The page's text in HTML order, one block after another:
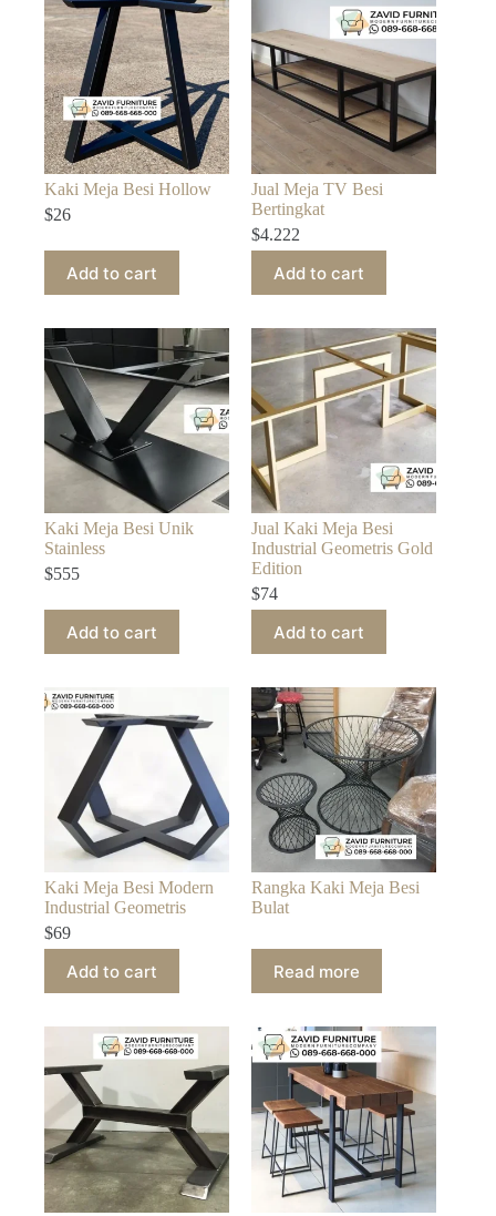
Kaki Meja Besi Hollow
$26
Add to cart
Jual Meja TV Besi
Bertingkat
$4.222
Add to cart
Kaki Meja Besi Unik
Stainless
$555
Add to cart
Jual Kaki Meja Besi
Industrial Geometris Gold
Edition
$74
Add to cart
Kaki Meja Besi Modern
Industrial Geometris
$69
Add to cart
Rangka Kaki Meja Besi
Bulat
Read more